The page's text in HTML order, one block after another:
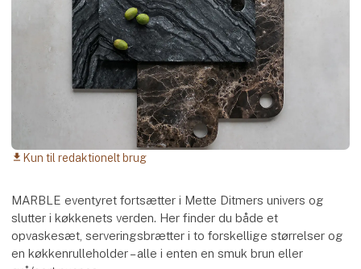
download Kun til redaktionelt brug
MARBLE eventyret fortsætter i Mette Ditmers univers og
slutter i køkkenets verden. Her finder du både et
opvaskesæt, serveringsbrætter i to forskellige størrelser og
en køkkenrulleholder – alle i enten en smuk brun eller